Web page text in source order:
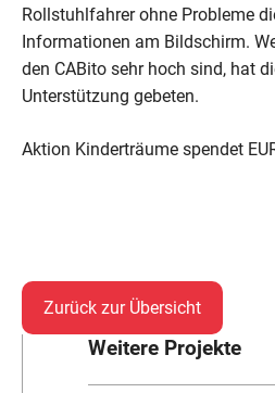
Rollstuhlfahrer ohne Probleme
Informationen am Bildschirm.
den CABito sehr hoch sind, hat
Unterstützung gebeten.
Aktion Kinderträume spendet
Zurück zur Übersicht
Weitere Projekte